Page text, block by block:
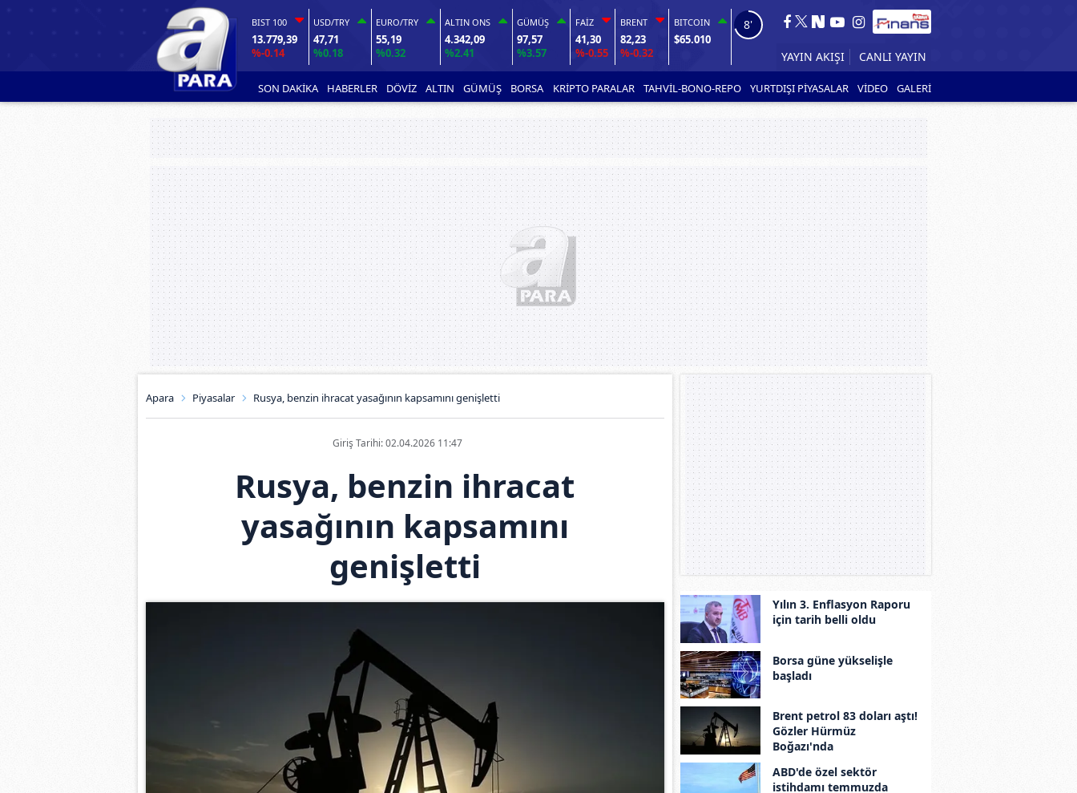
BIST 100
13.779,39
%-0.14
USD/TRY
47,71
%0.18
EURO/TRY
55,19
%0.32
ALTIN ONS
4.342,09
%2.41
GÜMÜŞ
97,57
%3.57
FAİZ
41,30
%-0.55
BRENT
82,23
%-0.32
BITCOIN
$65.010
7'
YAYIN AKIŞI CANLI YAYIN
SON DAKİKA HABERLER DÖVİZ ALTIN GÜMÜŞ BORSA KRİPTO PARALAR TAHVİL-BONO-REPO YURTDIŞI PİYASALAR VİDEO GALERİ
Apara Piyasalar Rusya, benzin ihracat yasağının kapsamını genişletti
Giriş Tarihi: 02.04.2026 11:47
Rusya, benzin ihracat
yasağının kapsamını
genişletti
Yılın 3. Enflasyon Raporu
için tarih belli oldu
Borsa güne yükselişle
başladı
Brent petrol 83 doları aştı!
Gözler Hürmüz
Boğazı'nda
ABD'de özel sektör
istihdamı temmuzda